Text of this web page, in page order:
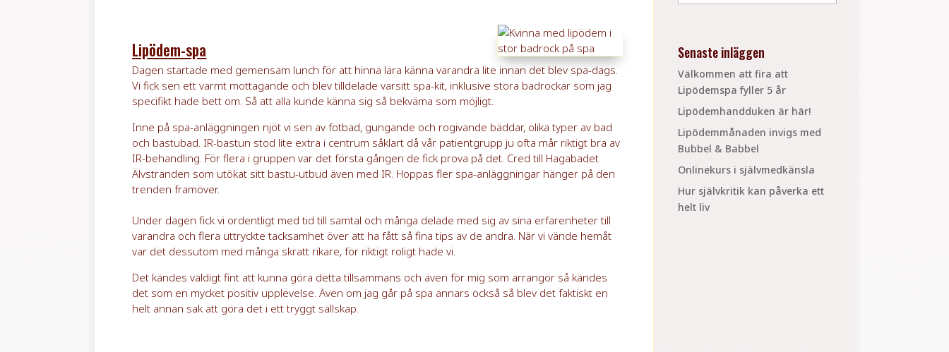
Lipödem-spa
Dagen startade med gemensam lunch för att hinna lära känna varandra lite innan det blev spa-dags.
Vi fick sen ett varmt mottagande och blev tilldelade varsitt spa-kit, inklusive stora badrockar som jag
specifikt hade bett om. Så att alla kunde känna sig så bekväma som möjligt.
Inne på spa-anläggningen njöt vi sen av fotbad, gungande och rogivande bäddar, olika typer av bad
och bastubad. IR-bastun stod lite extra i centrum såklart då vår patientgrupp ju ofta mår riktigt bra av
IR-behandling. För flera i gruppen var det första gången de fick prova på det. Cred till Hagabadet
Älvstranden som utökat sitt bastu-utbud även med IR. Hoppas fler spa-anläggningar hänger på den
trenden framöver.
Under dagen fick vi ordentligt med tid till samtal och många delade med sig av sina erfarenheter till
varandra och flera uttryckte tacksamhet över att ha fått så fina tips av de andra. När vi vände hemåt
var det dessutom med många skratt rikare, för riktigt roligt hade vi.
Det kändes väldigt fint att kunna göra detta tillsammans och även för mig som arrangör så kändes
det som en mycket positiv upplevelse. Även om jag går på spa annars också så blev det faktiskt en
helt annan sak att göra det i ett tryggt sällskap.
Senaste inläggen
Välkommen att fira att
Lipödemspa fyller 5 år
Lipödemhandduken är här!
Lipödemmånaden invigs med
Bubbel & Babbel
Onlinekurs i självmedkänsla
Hur självkritik kan påverka ett
helt liv